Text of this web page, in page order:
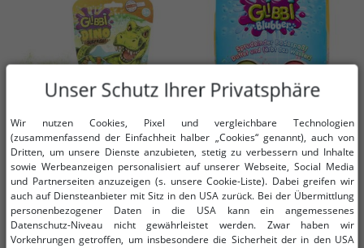
Verfügbare Größen
OneSize (für mehr Details,
siehe Beschreibung)
Verfügbare Größen
OneSize (für mehr Details,
siehe Beschreibung)
Unser Schutz Ihrer Privatsphäre
Wir nutzen Cookies, Pixel und vergleichbare Technologien
(zusammenfassend der Einfachheit halber „Cookies“ genannt), auch von
Dritten, um unsere Dienste anzubieten, stetig zu verbessern und Inhalte
sowie Werbeanzeigen personalisiert auf unserer Webseite, Social Media
und Partnerseiten anzuzeigen (s. unsere Cookie-Liste). Dabei greifen wir
auch auf Diensteanbieter mit Sitz in den USA zurück. Bei der Übermittlung
personenbezogener Daten in die USA kann ein angemessenes
Datenschutz-Niveau nicht gewährleistet werden. Zwar haben wir
Vorkehrungen getroffen, um insbesondere die Sicherheit der in den USA